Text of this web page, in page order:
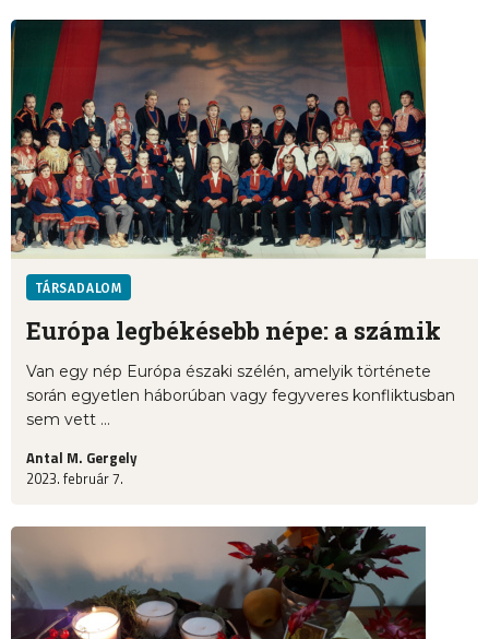
TÁRSADALOM
Európa legbékésebb népe: a számik
Van egy nép Európa északi szélén, amelyik története
során egyetlen háborúban vagy fegyveres konfliktusban
sem vett ...
Antal M. Gergely
2023. február 7.